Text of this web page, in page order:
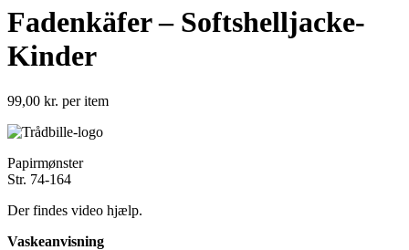
Fadenkäfer – Softshelljacke-
Kinder
99,00 kr. per item
Papirmønster
Str. 74-164
Der findes video hjælp.
Vaskeanvisning